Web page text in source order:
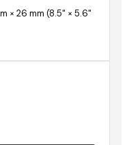
× 26 mm (8.5" × 5.6"